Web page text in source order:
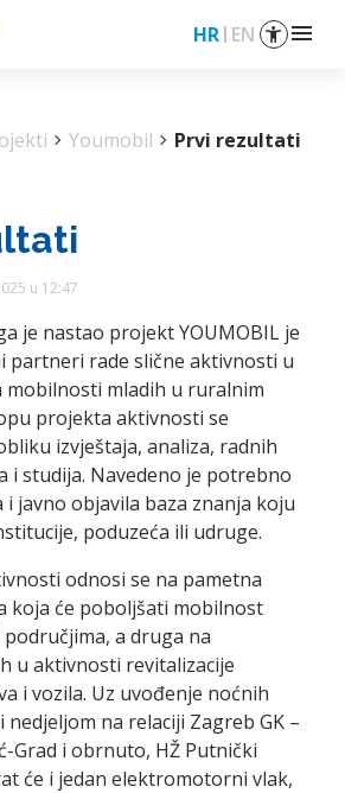
HR EN menu
chevron_right Youmobil chevron_right Prvi rezultati
u 12:47
je nastao projekt YOUMOBIL je
partneri rade slične aktivnosti u
mladih u ruralnim
projekta aktivnosti se
izvještaja, analiza, radnih
i studija. Navedeno je potrebno
javno objavila baza znanja koju
poduzeća ili udruge.
odnosi se na pametna
koja će poboljšati mobilnost
a druga na
u aktivnosti revitalizacije
i vozila. Uz uvođenje noćnih
na relaciji Zagreb GK –
Grad i obrnuto, HŽ Putnički
će i jedan elektromotorni vlak,